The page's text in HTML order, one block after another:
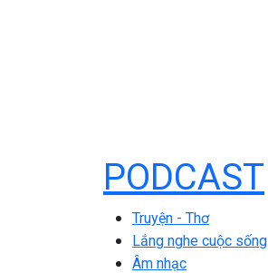
PODCAST
Truyện - Thơ
Lắng nghe cuộc sống
Âm nhạc